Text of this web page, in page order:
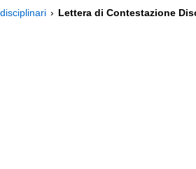
Lettera di Contestazione